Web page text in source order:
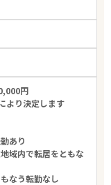
円
より決定します
あり
域内で転居をともな
なう転勤なし